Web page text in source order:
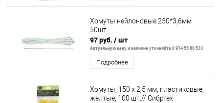
Хомуты нейлоновые 250*3,6мм
50шт
97 руб. / шт
Актуальную цену и наличие уточняйте 8 914 55 80 533
Подробнее
Хомуты, 150 х 2,5 мм, пластиковые,
желтые, 100 шт.// Сибртех